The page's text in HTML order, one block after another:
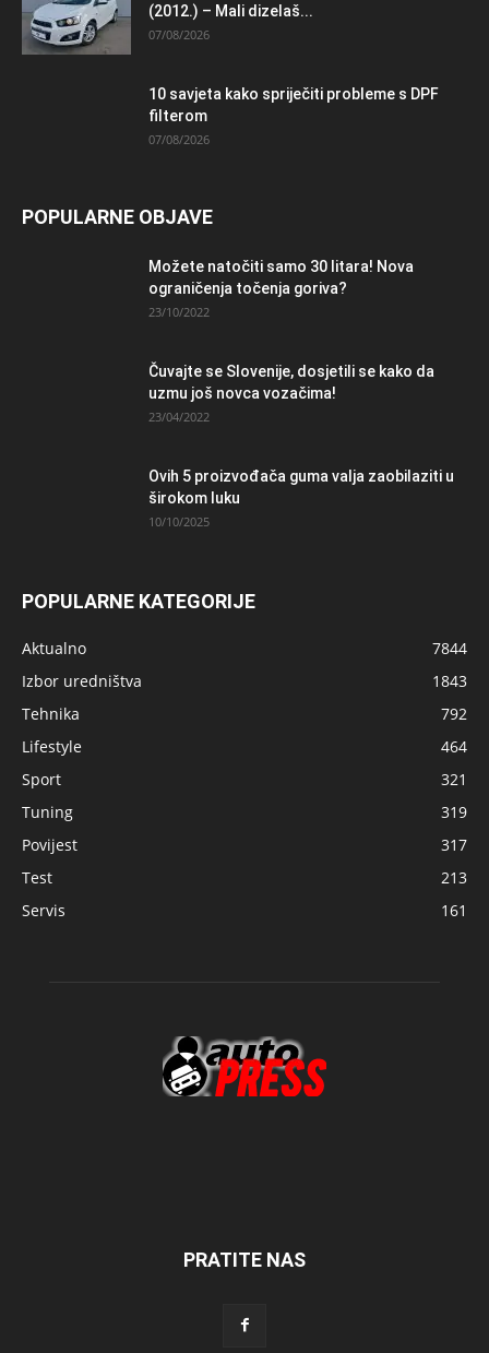
(2012.) – Mali dizelaš...
07/08/2026
10 savjeta kako spriječiti probleme s DPF
filterom
07/08/2026
POPULARNE OBJAVE
Možete natočiti samo 30 litara! Nova
ograničenja točenja goriva?
23/10/2022
Čuvajte se Slovenije, dosjetili se kako da
uzmu još novca vozačima!
23/04/2022
Ovih 5 proizvođača guma valja zaobilaziti u
širokom luku
10/10/2025
POPULARNE KATEGORIJE
Aktualno
7844
Izbor uredništva
1843
Tehnika
792
Lifestyle
464
Sport
321
Tuning
319
Povijest
317
Test
213
Servis
161
PRATITE NAS